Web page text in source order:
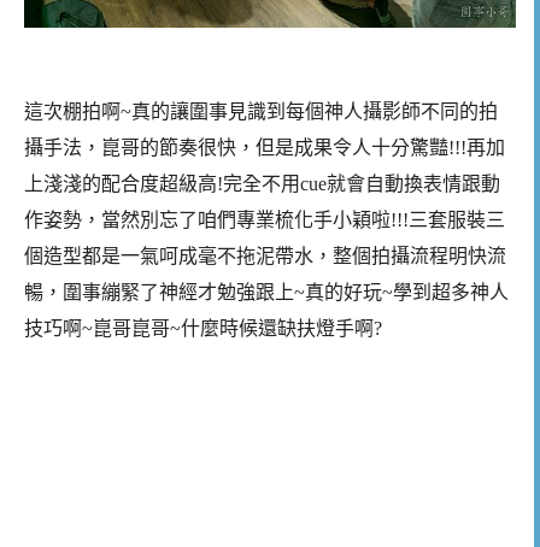
這次棚拍啊~真的讓圍事見識到每個神人攝影師不同的拍
攝手法，崑哥的節奏很快，但是成果令人十分驚豔!!!再加
上淺淺的配合度超級高!完全不用cue就會自動換表情跟動
作姿勢，當然別忘了咱們專業梳化手小穎啦!!!三套服裝三
個造型都是一氣呵成毫不拖泥帶水，整個拍攝流程明快流
暢，圍事繃緊了神經才勉強跟上~真的好玩~學到超多神人
技巧啊~崑哥崑哥~什麼時候還缺扶燈手啊?